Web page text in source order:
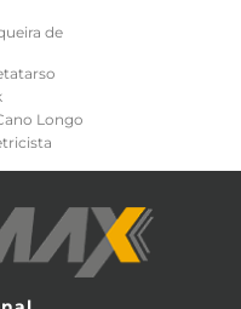
de
Longo
Sinalização
Civil